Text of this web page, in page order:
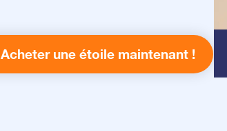
Acheter une étoile maintenant !